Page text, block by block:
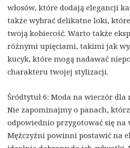
włosów, które dodają elegancji
także wybrać delikatne loki,
twoją kobiecość. Warto także
różnymi upięciami, takimi jak
kucyk, które mogą nadawać
charakteru twojej stylizacji.
Śródtytuł 6: Moda na wieczór dla
Nie zapominajmy o panach,
odpowiednio przygotować się na
Mężczyźni powinni postawić na